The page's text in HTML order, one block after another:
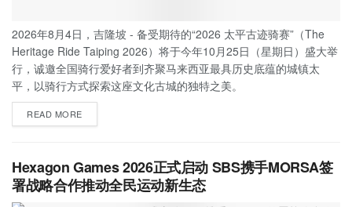
2026年8月4日，吉隆坡 - 备受期待的“2026 太平古迹骑赛”（The
Heritage Ride Taiping 2026）将于今年10月25日（星期日）盛大举
行，诚邀全国骑行爱好者到齐聚马来西亚最具历史底蕴的城镇太
平，以骑行方式探索这座文化古城的独特之美。
READ MORE
Hexagon Games 2026正式启动 SBS携手MORSA签
署战略合作推动全民运动新生态